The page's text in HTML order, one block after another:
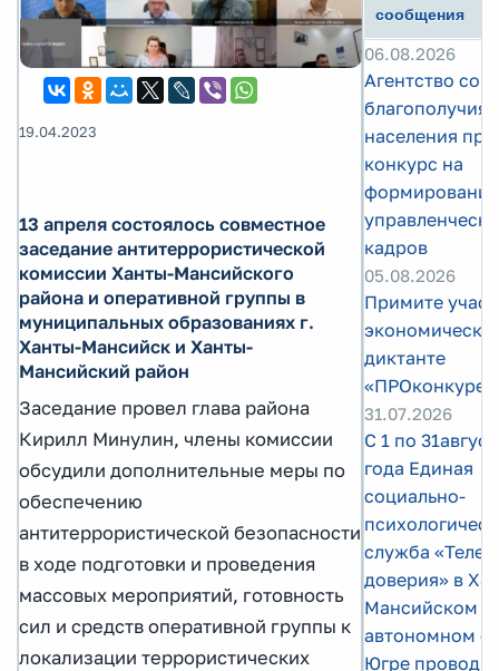
19.04.2023
13 апреля состоялось совместное
заседание антитеррористической
комиссии Ханты-Мансийского
района и оперативной группы в
муниципальных образованиях г.
Ханты-Мансийск и Ханты-
Мансийский район
Заседание провел глава района
Кирилл Минулин, члены комиссии
обсудили дополнительные меры по
обеспечению
антитеррористической безопасности
в ходе подготовки и проведения
массовых мероприятий, готовность
сил и средств оперативной группы к
локализации террористических
сообщения
06.08.2026
Агентство
благополучия
населения
конкурс на
кадров
05.08.2026
Примите
диктанте
31.07.2026
С 1 по
года Единая
социально-
служба
доверия» в
Мансийском
автономном
Югре